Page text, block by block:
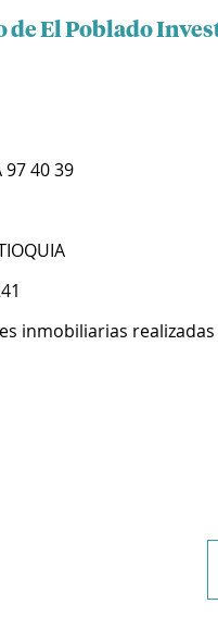
de El Poblado
97 40 39
inmobiliarias